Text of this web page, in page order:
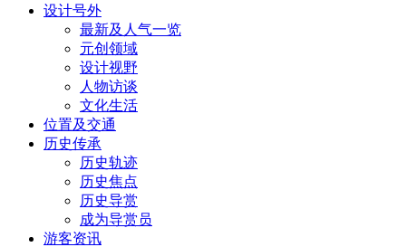
设计号外
最新及人气一览
元创领域
设计视野
人物访谈
文化生活
位置及交通
历史传承
历史轨迹
历史焦点
历史导赏
成为导赏员
游客资讯